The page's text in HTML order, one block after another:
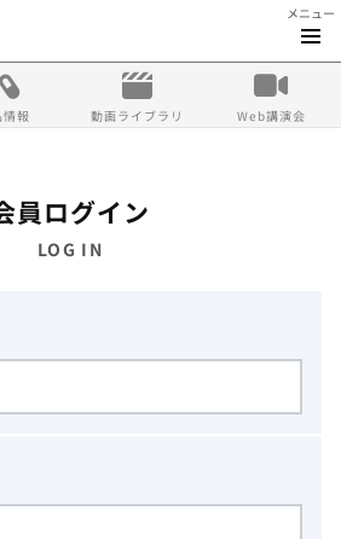
メニュー
報 動画ライブラリ Web講演会
員ログイン
LOG IN